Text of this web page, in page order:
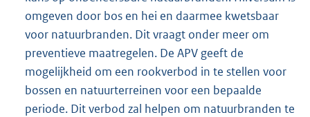
omgeven door bos en hei en daarmee kwetsbaar
voor natuurbranden. Dit vraagt onder meer om
preventieve maatregelen. De APV geeft de
mogelijkheid om een rookverbod in te stellen voor
bossen en natuurterreinen voor een bepaalde
periode. Dit verbod zal helpen om natuurbranden te